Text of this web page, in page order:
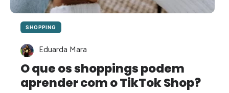
SHOPPING
Eduarda Mara
O que os shoppings podem
aprender com o TikTok Shop?